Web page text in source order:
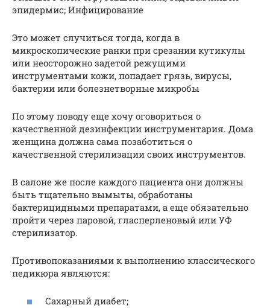
эпидермис; Инфицирование
Это может случиться тогда, когда в
микроскопические ранки при срезании кутикулы
или неосторожно задетой режущими
инструментами кожи, попадает грязь, вирусы,
бактерии или болезнетворные микробы
По этому поводу еще хочу оговориться о
качественной дезинфекции инструментария. Дома
женщина должна сама позаботиться о
качественной стерилизации своих инструментов.
В салоне же после каждого пациента они должны
быть тщательно вымыты, обработаны
бактерицидными препаратами, а еще обязательно
пройти через паровой, гласперленовый или УФ
стерилизатор.
Противопоказаниями к выполнению классического
педикюра являются:
Сахарный диабет;